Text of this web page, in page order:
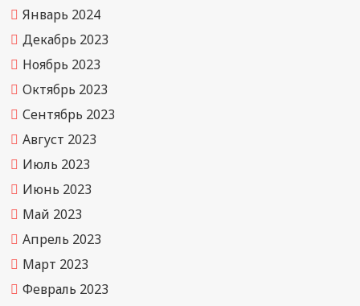
Январь 2024
Декабрь 2023
Ноябрь 2023
Октябрь 2023
Сентябрь 2023
Август 2023
Июль 2023
Июнь 2023
Май 2023
Апрель 2023
Март 2023
Февраль 2023